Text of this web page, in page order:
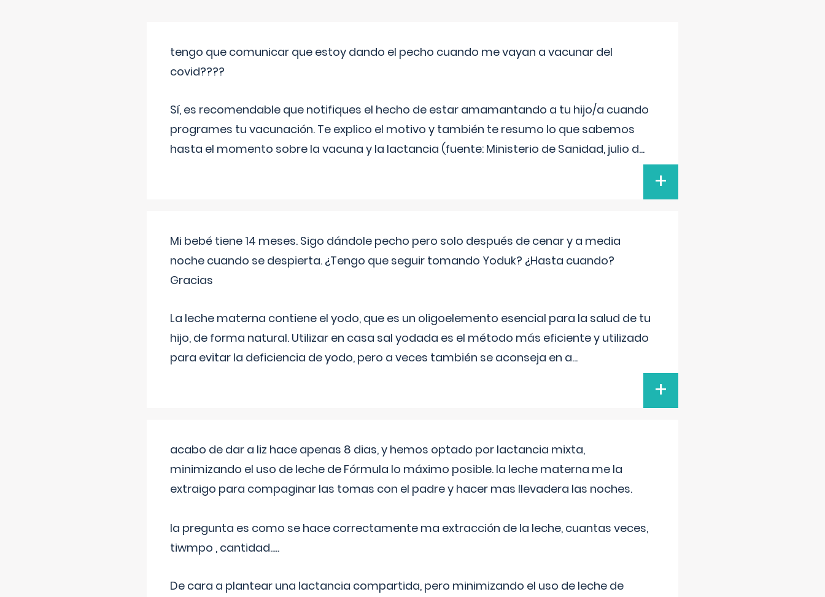
tengo que comunicar que estoy dando el pecho cuando me vayan a vacunar del
covid????
Sí, es recomendable que notifiques el hecho de estar amamantando a tu hijo/a cuando
programes tu vacunación. Te explico el motivo y también te resumo lo que sabemos
hasta el momento sobre la vacuna y la lactancia (fuente: Ministerio de Sanidad, julio d...
+
Mi bebé tiene 14 meses. Sigo dándole pecho pero solo después de cenar y a media
noche cuando se despierta. ¿Tengo que seguir tomando Yoduk? ¿Hasta cuando?
Gracias
La leche materna contiene el yodo, que es un oligoelemento esencial para la salud de tu
hijo, de forma natural. Utilizar en casa sal yodada es el método más eficiente y utilizado
para evitar la deficiencia de yodo, pero a veces también se aconseja en a...
+
acabo de dar a liz hace apenas 8 dias, y hemos optado por lactancia mixta,
minimizando el uso de leche de Fórmula lo máximo posible. la leche materna me la
extraigo para compaginar las tomas con el padre y hacer mas llevadera las noches.
la pregunta es como se hace correctamente ma extracción de la leche, cuantas veces,
tiwmpo , cantidad.....
De cara a plantear una lactancia compartida, pero minimizando el uso de leche de